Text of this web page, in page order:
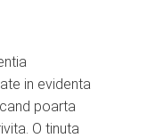
in evidenta
poarta
O tinuta